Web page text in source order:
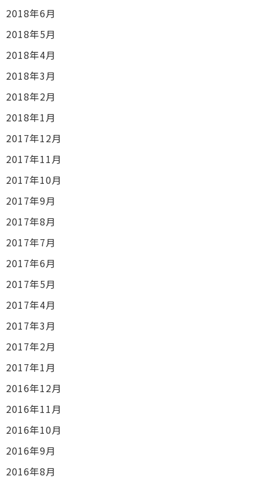
2018年6月
2018年5月
2018年4月
2018年3月
2018年2月
2018年1月
2017年12月
2017年11月
2017年10月
2017年9月
2017年8月
2017年7月
2017年6月
2017年5月
2017年4月
2017年3月
2017年2月
2017年1月
2016年12月
2016年11月
2016年10月
2016年9月
2016年8月